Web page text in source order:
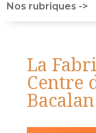
Nos rubriques ->
La
Centre
Bacalan